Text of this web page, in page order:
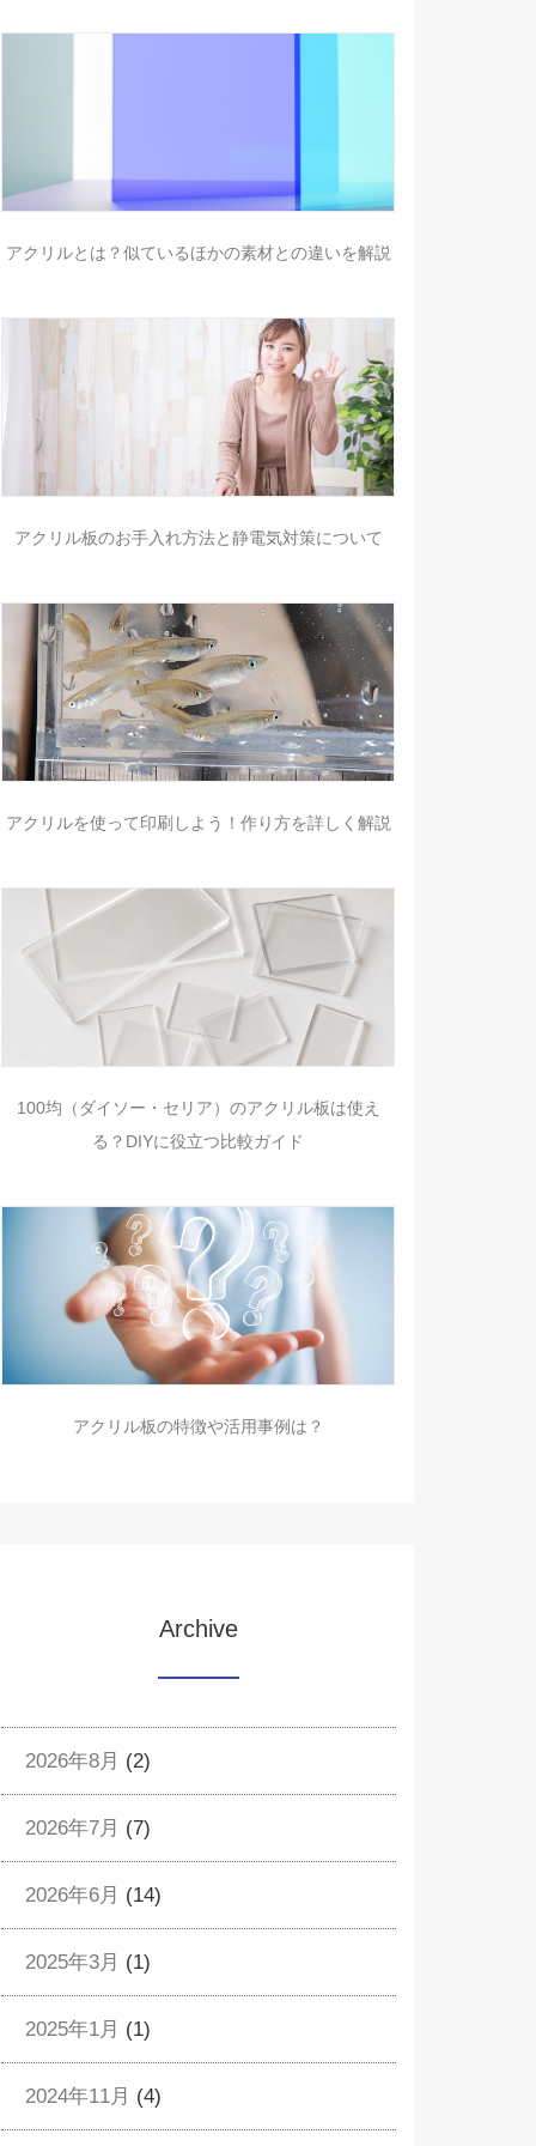
アクリルとは？似ているほかの素材との違いを解説
アクリル板のお手入れ方法と静電気対策について
アクリルを使って印刷しよう！作り方を詳しく解説
100均（ダイソー・セリア）のアクリル板は使え
る？DIYに役立つ比較ガイド
アクリル板の特徴や活用事例は？
Archive
2026年8月 (2)
2026年7月 (7)
2026年6月 (14)
2025年3月 (1)
2025年1月 (1)
2024年11月 (4)